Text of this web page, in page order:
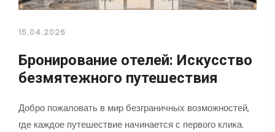
15.04.2026
Бронирование отелей: Искусство
безмятежного путешествия
Добро пожаловать в мир безграничных возможностей,
где каждое путешествие начинается с первого клика.